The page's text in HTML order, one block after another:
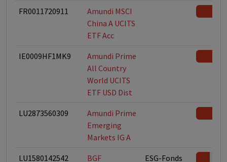
FR0011720911
Amundi MSCI
China A UCITS
ETF Acc
IE0009HF1MK9
Amundi Prime
All Country
World UCITS
ETF USD Dist
LU2873560309
Amundi Prime
Emerging
Markets IG A
LU1580142542
BGF
ESG-Fonds